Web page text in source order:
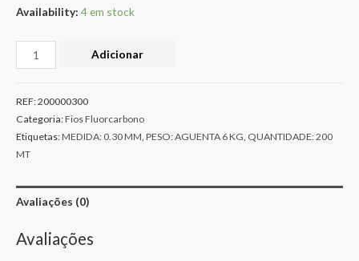
Availability: 4 em stock
Adicionar
REF:200000300
Categoria:Fios Fluorcarbono
Etiquetas:MEDIDA: 0.30 MM, PESO: AGUENTA 6 KG, QUANTIDADE: 200
MT
Avaliações (0)
Avaliações